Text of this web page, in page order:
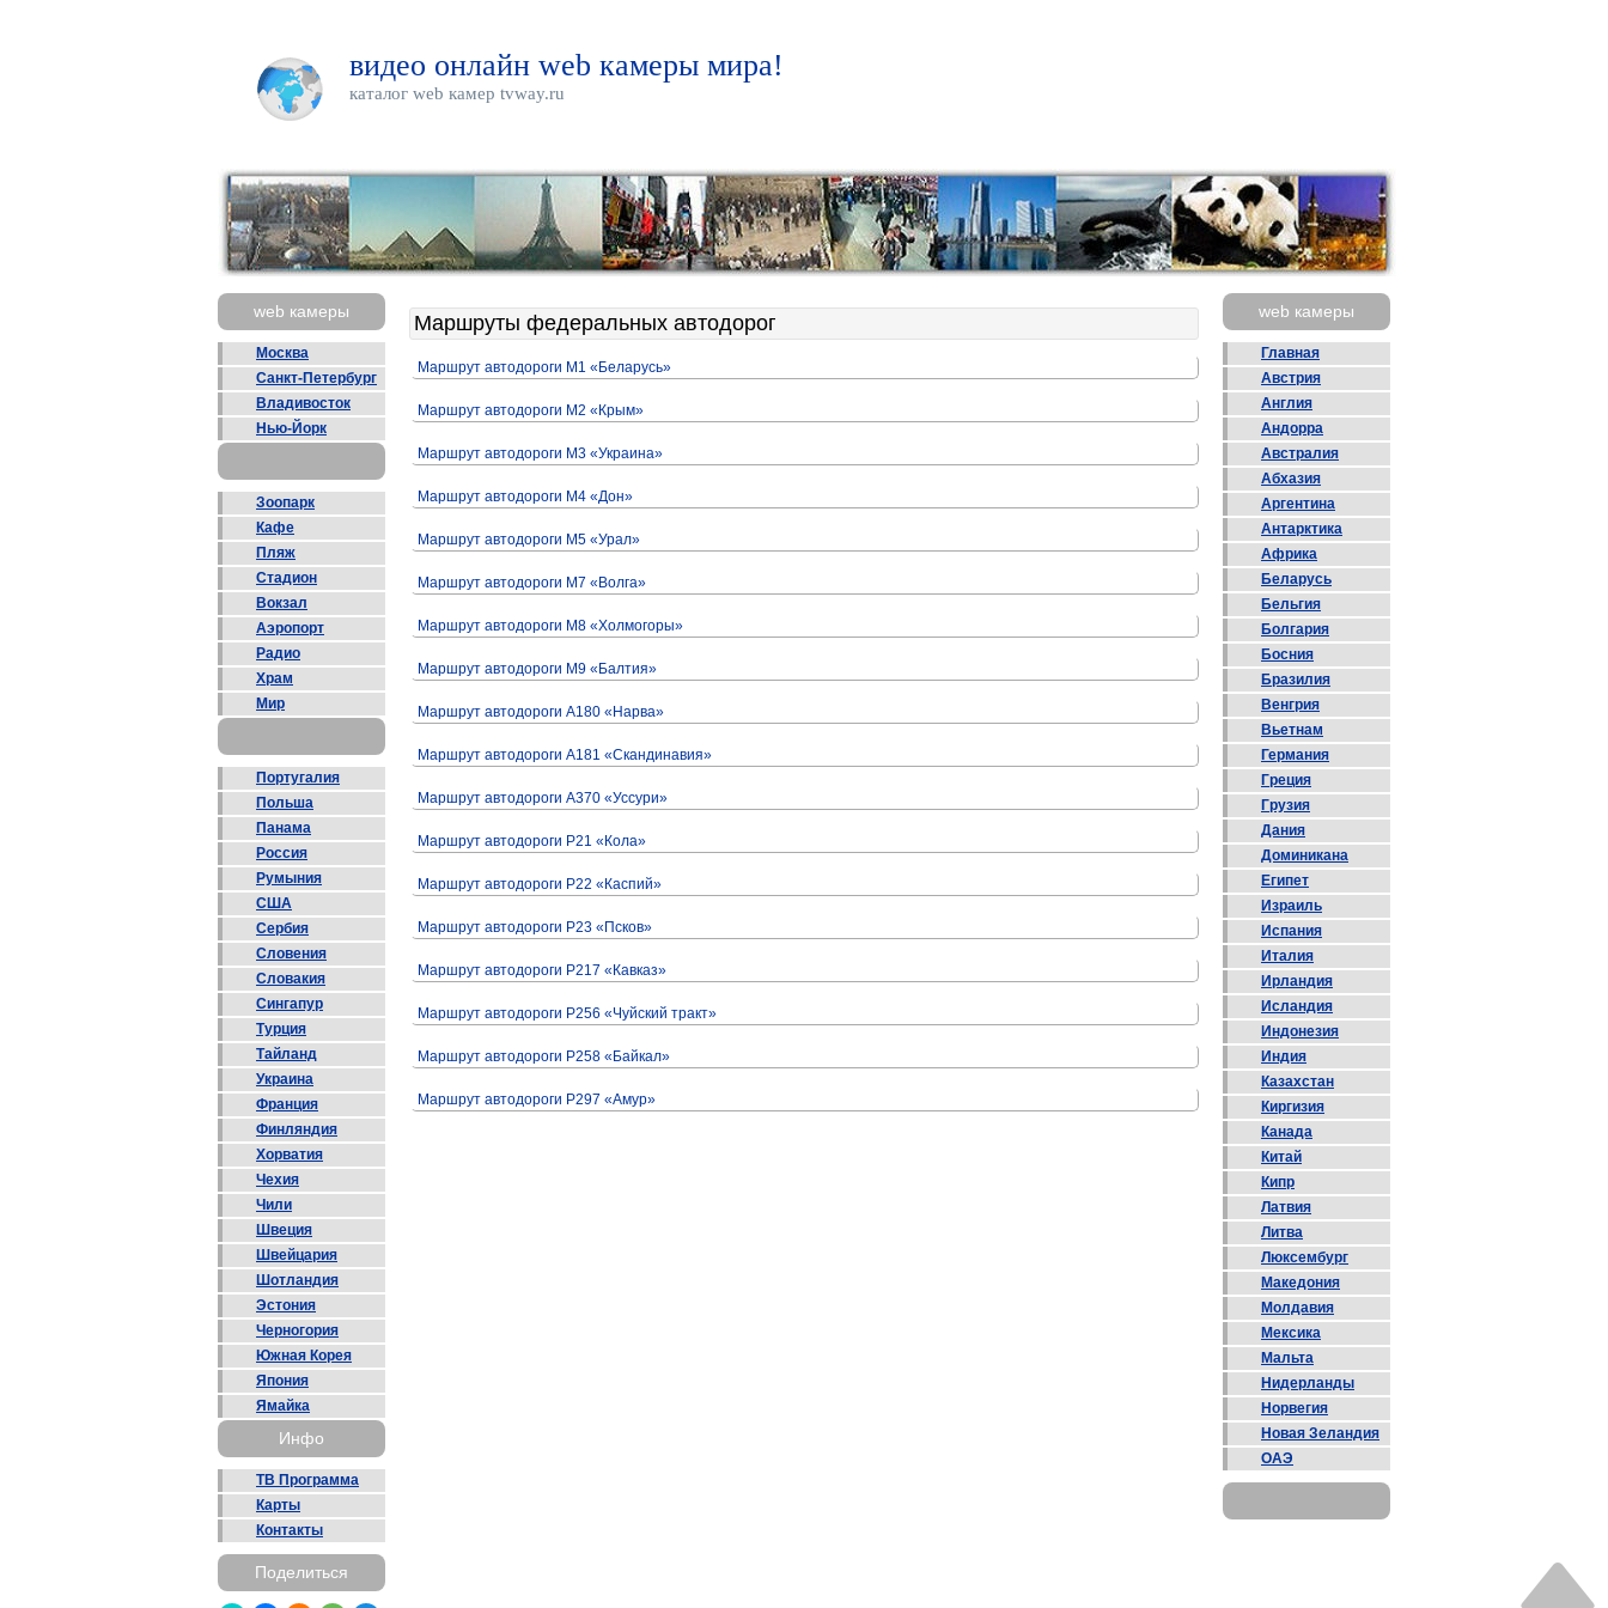
видео онлайн web камеры мира!
каталог web камер tvway.ru
web камеры
Москва
Санкт-Петербург
Владивосток
Нью-Йорк
Зоопарк
Кафе
Пляж
Стадион
Вокзал
Аэропорт
Радио
Храм
Мир
Португалия
Польша
Панама
Россия
Румыния
США
Сербия
Словения
Словакия
Сингапур
Турция
Тайланд
Украина
Франция
Финляндия
Хорватия
Чехия
Чили
Швеция
Швейцария
Шотландия
Эстония
Черногория
Южная Корея
Япония
Ямайка
Инфо
ТВ Программа
Карты
Контакты
Поделиться
web камеры
Главная
Австрия
Англия
Андорра
Австралия
Абхазия
Аргентина
Антарктика
Африка
Беларусь
Бельгия
Болгария
Босния
Бразилия
Венгрия
Вьетнам
Германия
Греция
Грузия
Дания
Доминикана
Египет
Израиль
Испания
Италия
Ирландия
Исландия
Индонезия
Индия
Казахстан
Киргизия
Канада
Китай
Кипр
Латвия
Литва
Люксембург
Македония
Молдавия
Мексика
Мальта
Нидерланды
Норвегия
Новая Зеландия
ОАЭ
Маршруты федеральных автодорог
Маршрут автодороги М1 «Беларусь»
Маршрут автодороги М2 «Крым»
Маршрут автодороги М3 «Украина»
Маршрут автодороги М4 «Дон»
Маршрут автодороги М5 «Урал»
Маршрут автодороги М7 «Волга»
Маршрут автодороги М8 «Холмогоры»
Маршрут автодороги М9 «Балтия»
Маршрут автодороги А180 «Нарва»
Маршрут автодороги А181 «Скандинавия»
Маршрут автодороги А370 «Уссури»
Маршрут автодороги Р21 «Кола»
Маршрут автодороги Р22 «Каспий»
Маршрут автодороги Р23 «Псков»
Маршрут автодороги Р217 «Кавказ»
Маршрут автодороги Р256 «Чуйский тракт»
Маршрут автодороги Р258 «Байкал»
Маршрут автодороги Р297 «Амур»